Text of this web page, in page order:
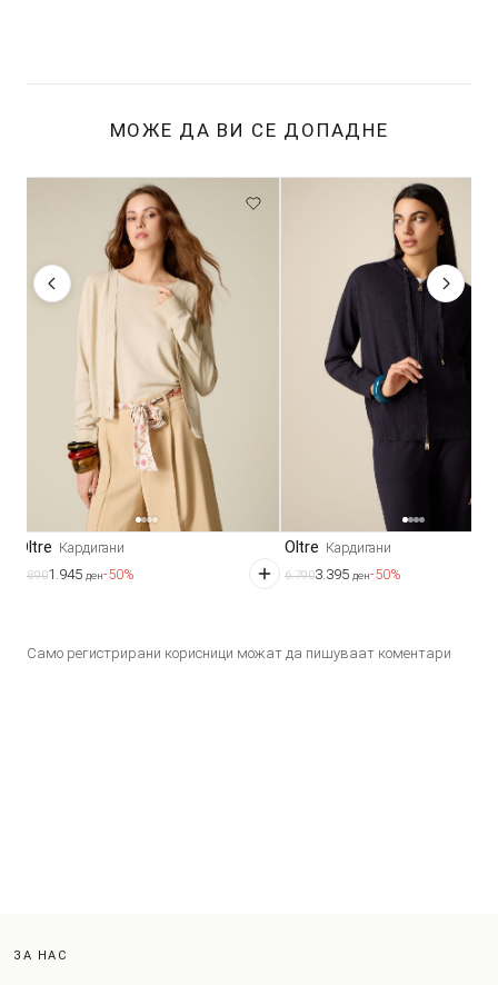
МОЖЕ ДА ВИ СЕ ДОПАДНЕ
Oltre Кардигани
3.8901.945 ден-50%
Oltre Кардигани
6.7903.395 ден-50%
Само регистрирани корисници можат да пишуваат коментари
ЗА НАС